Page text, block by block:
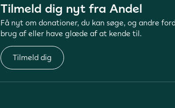
Tilmeld dig nyt fra Andel
Få nyt om donationer, du kan søge, og andre
brug af eller have glæde af at kende til.
Tilmeld dig